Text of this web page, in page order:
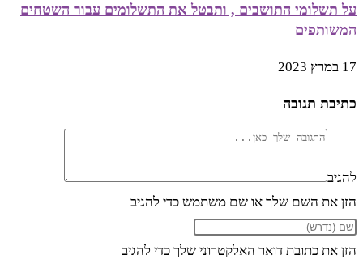
על תשלומי התושבים , ותבטל את התשלומים עבור השטחים
המשותפים
17 במרץ 2023
כתיבת תגובה
להגיב
הזן את השם שלך או שם משתמש כדי להגיב
הזן את כתובת דואר האלקטרוני שלך כדי להגיב